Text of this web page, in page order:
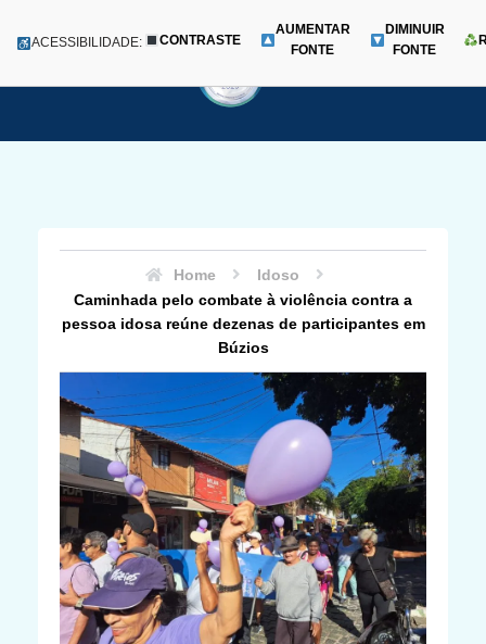
para
Menu
ACESSIBILIDADE: CONTRASTE
AUMENTAR
FONTE
DIMINUIR
FONTE
Home
Idoso
Caminhada pelo combate à violência contra a
pessoa idosa reúne dezenas de participantes em
Búzios